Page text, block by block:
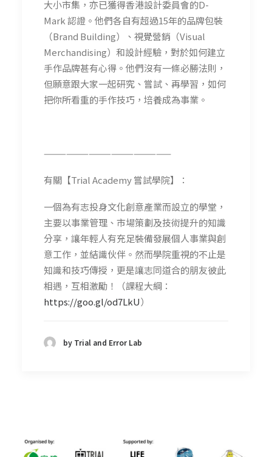
大小市集，亦已獲得香港設計委員會的D-
Mark 認證。他們各自有超過15年的品牌包裝
（Brand Building）、視覺營銷（Visual
Merchandising）和設計經驗，對於如何建立
手作品牌甚有心得。他們沒有一條必勝法則，
但願意跟大家一起研究、嘗試、再學習，如何
把你所看重的手作技巧，培養成為事業。
—————————————————
有關【Trial Academy 嘗試學院】：
一個為有志投身文化創意產業而設立的學堂，
主要以事業管理、市場策劃及技術提升的知識
分享，讓年輕人有充足裝備發展個人事業與創
意工作，並結識伙伴。然而學院重視的不止是
知識和技巧傳授，更是讓志同道合的朋友彼此
相遇，互相激勵！（課程大綱：
https://goo.gl/od7LkU）
by Trial and Error Lab